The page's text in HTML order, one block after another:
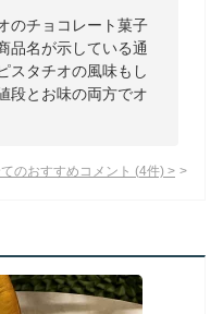
のチョコレート菓子
品名が示している通
スタチオの風味もし
段とお味の両方でオ
のおすすめコメント (4件) >